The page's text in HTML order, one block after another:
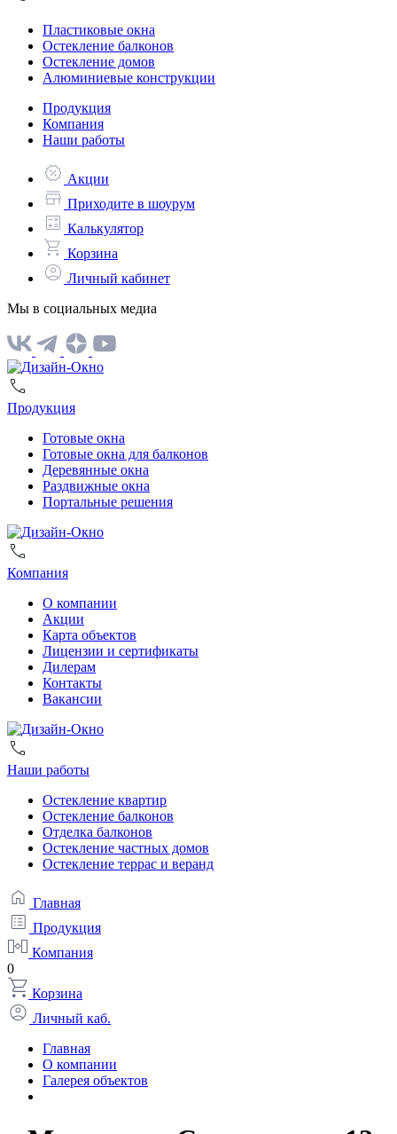
Пластиковые окна
Остекление балконов
Остекление домов
Алюминиевые конструкции
Продукция
Компания
Наши работы
Акции
Приходите в шоурум
Калькулятор
Корзина
Личный кабинет
Мы в социальных медиа
Продукция
Готовые окна
Готовые окна для балконов
Деревянные окна
Раздвижные окна
Портальные решения
Компания
О компании
Акции
Карта объектов
Лицензии и сертификаты
Дилерам
Контакты
Вакансии
Наши работы
Остекление квартир
Остекление балконов
Отделка балконов
Остекление частных домов
Остекление террас и веранд
Главная
Продукция
Компания
0
Корзина
Личный каб.
Главная
О компании
Галерея объектов